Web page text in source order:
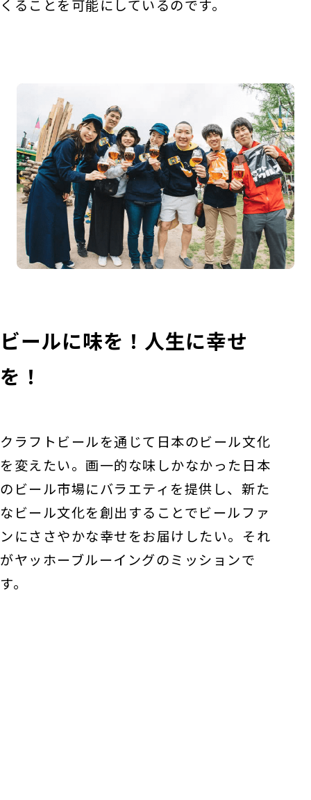
くることを可能にしているのです。
ビールに味を！人生に幸せ
を！
クラフトビールを通じて日本のビール文化
を変えたい。画一的な味しかなかった日本
のビール市場にバラエティを提供し、新た
なビール文化を創出することでビールファ
ンにささやかな幸せをお届けしたい。それ
がヤッホーブルーイングのミッションで
す。